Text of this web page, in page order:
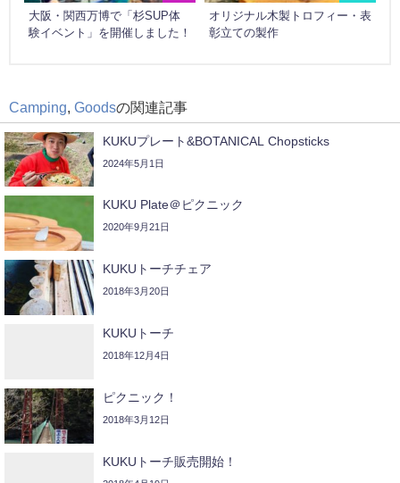
大阪・関西万博で「杉SUP体
験イベント」を開催しました！
オリジナル木製トロフィー・表
彰立ての製作
Camping Goodsの関連記事
KUKUプレート&BOTANICAL Chopsticks
2024年5月1日
KUKU Plate＠ピクニック
2020年9月21日
KUKUトーチチェア
2018年3月20日
KUKUトーチ
2018年12月4日
ピクニック！
2018年3月12日
KUKUトーチ販売開始！